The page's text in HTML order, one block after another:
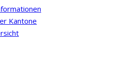
Kantone